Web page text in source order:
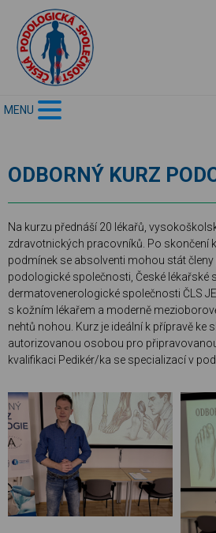
MENU
ODBORNÝ KURZ
Na kurzu přednáší 20 lékařů,
zdravotnických pracovníků. Po skončení
podmínek se absolventi mohou stát
podologické společnosti, České lékařské
dermatovenerologické společnosti ČLS
s kožním lékařem a moderně
nehtů nohou. Kurz je ideální k přípravě ke
autorizovanou osobou pro
kvalifikaci Pedikér/ka se specializací v